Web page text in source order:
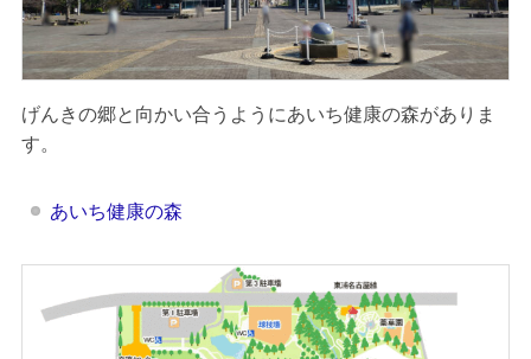
げんきの郷と向かい合うようにあいち健康の森がありま
す。
あいち健康の森